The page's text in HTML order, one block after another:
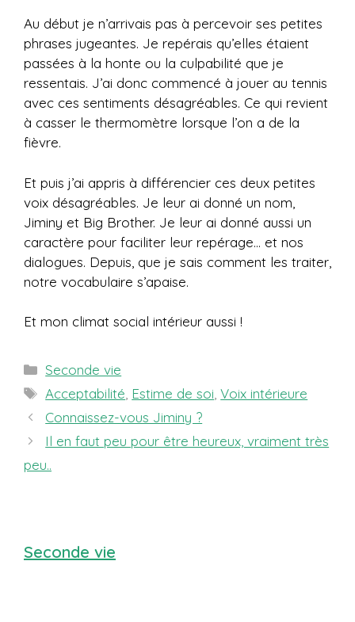
Au début je n’arrivais pas à percevoir ses petites
phrases jugeantes. Je repérais qu’elles étaient
passées à la honte ou la culpabilité que je
ressentais. J’ai donc commencé à jouer au tennis
avec ces sentiments désagréables. Ce qui revient
à casser le thermomètre lorsque l’on a de la
fièvre.
Et puis j’ai appris à différencier ces deux petites
voix désagréables. Je leur ai donné un nom,
Jiminy et Big Brother. Je leur ai donné aussi un
caractère pour faciliter leur repérage… et nos
dialogues. Depuis, que je sais comment les traiter,
notre vocabulaire s’apaise.
Et mon climat social intérieur aussi !
Catégories
Seconde vie
Étiquettes
Acceptabilité Estime de soi ,Voix intérieure
Connaissez-vous Jiminy ?
Il en faut peu pour être heureux, vraiment très
peu..
Seconde vie